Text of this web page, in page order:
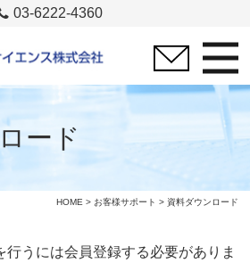
03-6222-4360
ード
HOME > お客様サポート > 資料ダウンロード
行うには会員登録する必要がありま